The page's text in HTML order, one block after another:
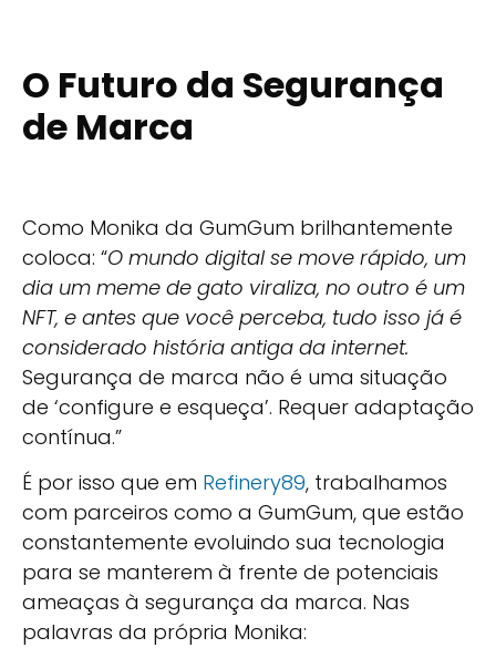
O Futuro da Segurança
de Marca
Como Monika da GumGum brilhantemente
coloca: “O mundo digital se move rápido, um
dia um meme de gato viraliza, no outro é um
NFT, e antes que você perceba, tudo isso já é
considerado história antiga da internet.
Segurança de marca não é uma situação
de ‘configure e esqueça’. Requer adaptação
contínua.”
É por isso que em Refinery89, trabalhamos
com parceiros como a GumGum, que estão
constantemente evoluindo sua tecnologia
para se manterem à frente de potenciais
ameaças à segurança da marca. Nas
palavras da própria Monika: